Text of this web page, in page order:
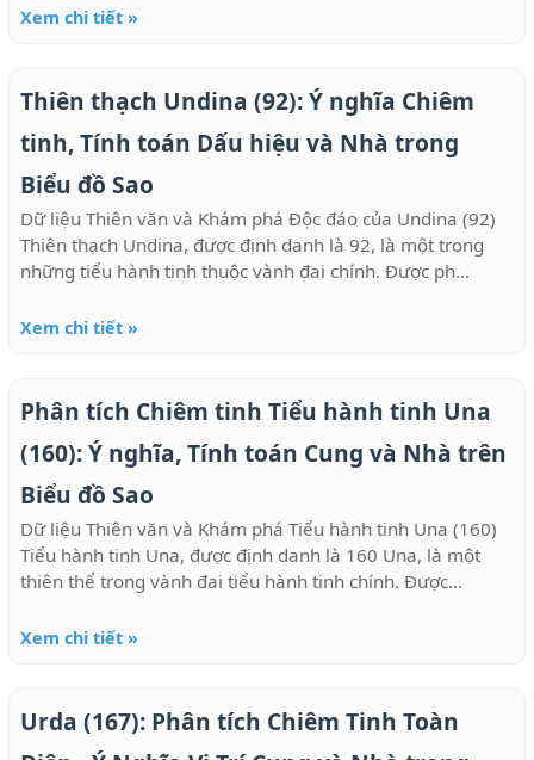
Xem chi tiết »
Thiên thạch Undina (92): Ý nghĩa Chiêm
tinh, Tính toán Dấu hiệu và Nhà trong
Biểu đồ Sao
Dữ liệu Thiên văn và Khám phá Độc đáo của Undina (92)
Thiên thạch Undina, được định danh là 92, là một trong
những tiểu hành tinh thuộc vành đai chính. Được ph...
Xem chi tiết »
Phân tích Chiêm tinh Tiểu hành tinh Una
(160): Ý nghĩa, Tính toán Cung và Nhà trên
Biểu đồ Sao
Dữ liệu Thiên văn và Khám phá Tiểu hành tinh Una (160)
Tiểu hành tinh Una, được định danh là 160 Una, là một
thiên thể trong vành đai tiểu hành tinh chính. Được...
Xem chi tiết »
Urda (167): Phân tích Chiêm Tinh Toàn